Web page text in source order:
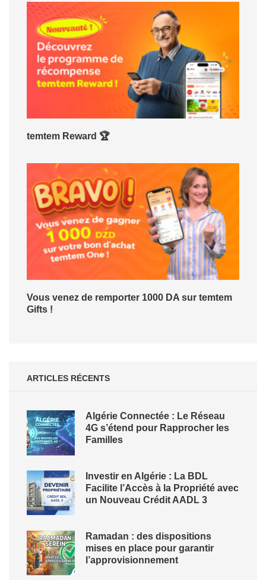
temtem Reward 🏆
Vous venez de remporter 1000 DA sur temtem
Gifts !
ARTICLES RÉCENTS
Algérie Connectée : Le Réseau
4G s’étend pour Rapprocher les
Familles
Investir en Algérie : La BDL
Facilite l’Accès à la Propriété avec
un Nouveau Crédit AADL 3
Ramadan : des dispositions
mises en place pour garantir
l’approvisionnement